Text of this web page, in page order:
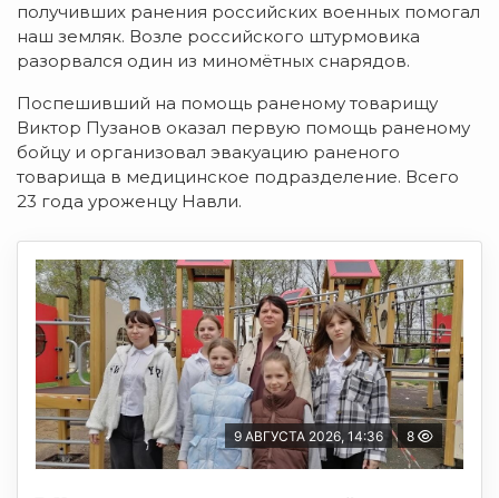
получивших ранения российских военных помогал
наш земляк. Возле российского штурмовика
разорвался один из миномётных снарядов.
Поспешивший на помощь раненому товарищу
Виктор Пузанов оказал первую помощь раненому
бойцу и организовал эвакуацию раненого
товарища в медицинское подразделение. Всего
23 года уроженцу Навли.
9 АВГУСТА 2026, 14:36 8